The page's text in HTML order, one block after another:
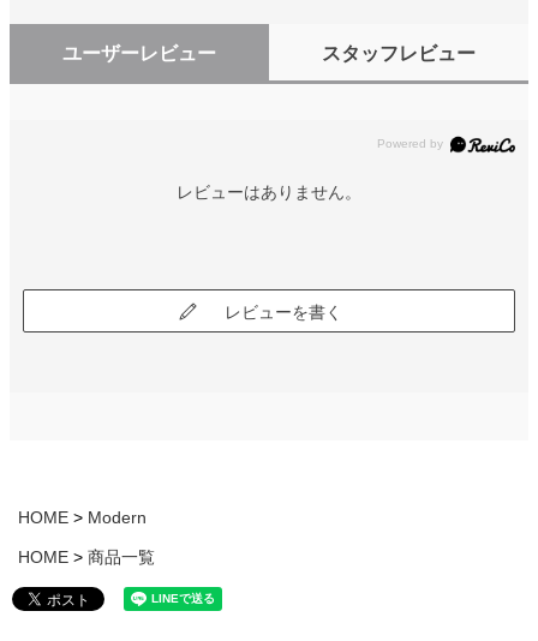
ユーザーレビュー スタッフレビュー
レビューはありません。
レビューを書く
HOME Modern
HOME 商品一覧